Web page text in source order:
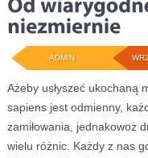
ADMIN
Ażeby usłyszeć ukochaną
sapiens jest odmienny,
zamiłowania, jednakowoż
wielu różnic. Każdy z nas